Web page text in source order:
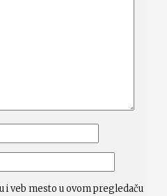
i veb mesto u ovom pregledaču